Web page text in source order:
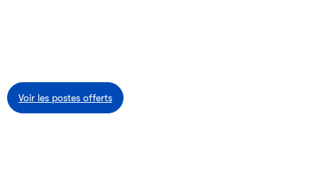
Voir les postes offerts